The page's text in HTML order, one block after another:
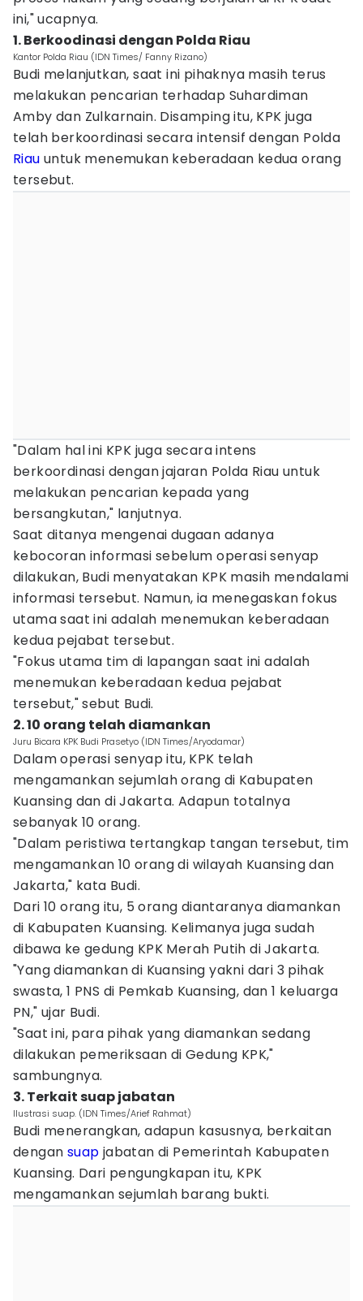
ini," ucapnya.
1. Berkoodinasi dengan Polda Riau
Kantor Polda Riau (IDN Times/ Fanny Rizano)
Budi melanjutkan, saat ini pihaknya masih terus
melakukan pencarian terhadap Suhardiman
Amby dan Zulkarnain. Disamping itu, KPK juga
telah berkoordinasi secara intensif dengan Polda
Riau untuk menemukan keberadaan kedua orang
tersebut.
"Dalam hal ini KPK juga secara intens
berkoordinasi dengan jajaran Polda Riau untuk
melakukan pencarian kepada yang
bersangkutan," lanjutnya.
Saat ditanya mengenai dugaan adanya
kebocoran informasi sebelum operasi senyap
dilakukan, Budi menyatakan KPK masih mendalami
informasi tersebut. Namun, ia menegaskan fokus
utama saat ini adalah menemukan keberadaan
kedua pejabat tersebut.
"Fokus utama tim di lapangan saat ini adalah
menemukan keberadaan kedua pejabat
tersebut," sebut Budi.
2. 10 orang telah diamankan
Juru Bicara KPK Budi Prasetyo (IDN Times/Aryodamar)
Dalam operasi senyap itu, KPK telah
mengamankan sejumlah orang di Kabupaten
Kuansing dan di Jakarta. Adapun totalnya
sebanyak 10 orang.
"Dalam peristiwa tertangkap tangan tersebut, tim
mengamankan 10 orang di wilayah Kuansing dan
Jakarta," kata Budi.
Dari 10 orang itu, 5 orang diantaranya diamankan
di Kabupaten Kuansing. Kelimanya juga sudah
dibawa ke gedung KPK Merah Putih di Jakarta.
"Yang diamankan di Kuansing yakni dari 3 pihak
swasta, 1 PNS di Pemkab Kuansing, dan 1 keluarga
PN," ujar Budi.
"Saat ini, para pihak yang diamankan sedang
dilakukan pemeriksaan di Gedung KPK,"
sambungnya.
3. Terkait suap jabatan
Ilustrasi suap. (IDN Times/Arief Rahmat)
Budi menerangkan, adapun kasusnya, berkaitan
dengan suap jabatan di Pemerintah Kabupaten
Kuansing. Dari pengungkapan itu, KPK
mengamankan sejumlah barang bukti.